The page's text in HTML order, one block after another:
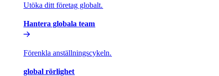
Utöka ditt företag globalt.​​
Hantera globala team​​
Förenkla anställningscykeln.​​
global rörlighet​​